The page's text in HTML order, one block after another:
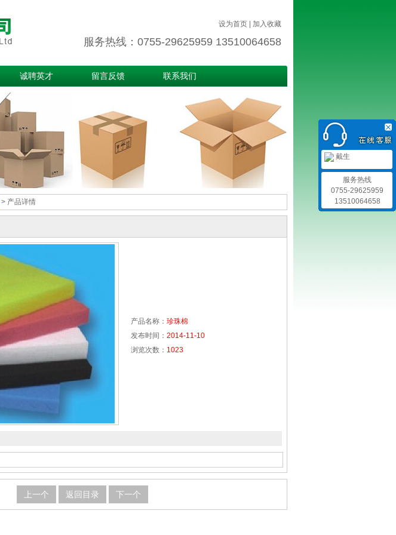
设为首页 加入收藏
服务热线：0755-29625959 13510064658
诚聘英才 留言反馈 联系我们
> 产品详情
产品名称： 珍珠棉
发布时间： 2014-11-10
浏览次数： 1023
上一个 返回目录 下一个
戴生
服务热线
0755-29625959
13510064658